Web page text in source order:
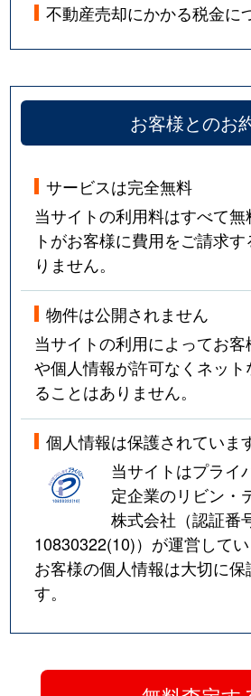
不動産売却にかかる税金に
お客様とのお
サービスは完全無料
当サイトの利用料はすべて無
トがお客様に費用をご請求
りません。
物件は公開されません
当サイトの利用によってお
や個人情報が許可なくネッ
ることはありません。
個人情報は保護されていま
当サイトはプライ
定企業のリビン・
株式会社（認証番
10830322(10)）が運営してい
お客様の個人情報は大切に保
す。